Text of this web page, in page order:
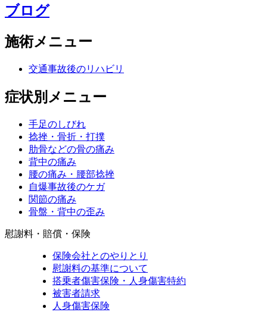
ブログ
施術メニュー
交通事故後のリハビリ
症状別メニュー
手足のしびれ
捻挫・骨折・打撲
肋骨などの骨の痛み
背中の痛み
腰の痛み・腰部捻挫
自爆事故後のケガ
関節の痛み
骨盤・背中の歪み
慰謝料・賠償・保険
保険会社とのやりとり
慰謝料の基準について
搭乗者傷害保険・人身傷害特約
被害者請求
人身傷害保険